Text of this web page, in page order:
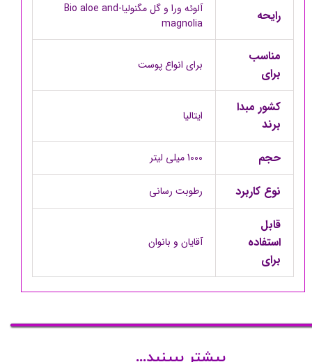
رایحه
آلوئه ورا و گل مگنولیا-Bio aloe and
magnolia
مناسب
برای
برای انواع پوست
کشور مبدا
برند
ایتالیا
حجم 1000 میلی لیتر
نوع کاربرد رطوبت رسانی
قابل
استفاده
برای
آقایان و بانوان
بیشتر ببینید...